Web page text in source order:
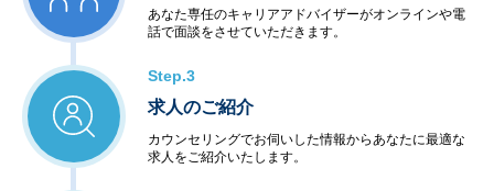
あなた専任のキャリアアドバイザーがオンラインや電
話で面談をさせていただきます。
Step.3
求人のご紹介
カウンセリングでお伺いした情報からあなたに最適な
求人をご紹介いたします。